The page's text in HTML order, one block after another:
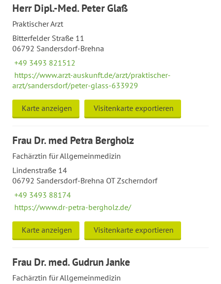
Herr Dipl.-Med. Peter Glaß
Praktischer Arzt
Bitterfelder Straße 11
06792 Sandersdorf-Brehna
+49 3493 821512
https://www.arzt-auskunft.de/arzt/praktischer-
arzt/sandersdorf/peter-glass-633929
Karte anzeigen Visitenkarte exportieren
Frau Dr. med Petra Bergholz
Fachärztin für Allgemeinmedizin
Lindenstraße 14
06792 Sandersdorf-Brehna OT Zscherndorf
+49 3493 88174
https://www.dr-petra-bergholz.de/
Karte anzeigen Visitenkarte exportieren
Frau Dr. med. Gudrun Janke
Fachärztin für Allgemeinmedizin